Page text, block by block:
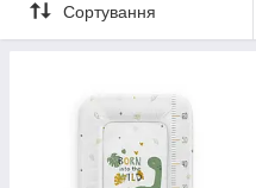
Сортування